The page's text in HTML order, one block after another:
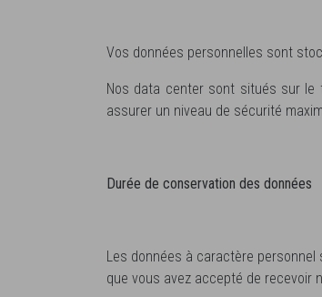
Vos données personnelles sont
Nos data center sont situés sur le
assurer un niveau de sécurité
Durée de conservation des données
Les données à caractère
que vous avez accepté de recevoir